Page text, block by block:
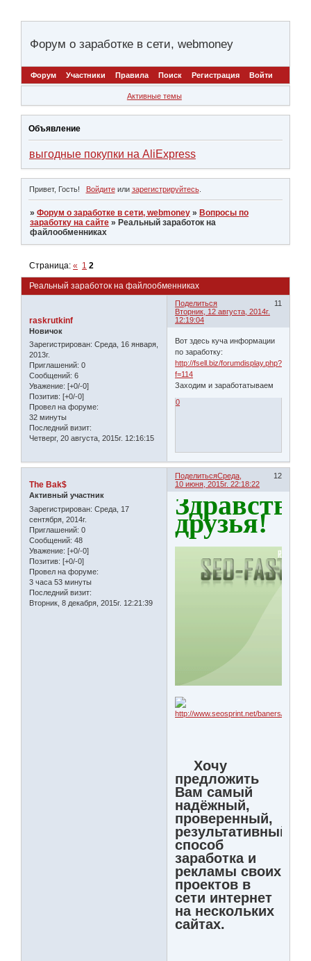
Форум о заработке в сети, webmoney
Форум Участники Правила Поиск Регистрация Войти
Активные темы
Объявление
выгодные покупки на AliExpress
Привет, Гость! Войдитеили зарегистрируйтесь.
»Форум о заработке в сети, webmoney » Вопросы по
заработку на сайте » Реальный заработок на
файлообменниках
Реальный заработок на файлообменниках
Страница:« 1 2
Поделиться
11
Вторник, 12 августа, 2014г.
12:19:04
raskrutkinf
Новичок
Зарегистрирован: Среда, 16 января,
2013г.
Приглашений: 0
Сообщений: 6
Уважение: [+0/-0]
Позитив: [+0/-0]
Провел на форуме:
32 минуты
Последний визит:
Четверг, 20 августа, 2015г. 12:16:15
Вот здесь куча информации
по заработку:
http://fsell.biz/forumdisplay.php?
f=114
Заходим и заработатываем
0
Поделиться 12
Среда,
10 июня, 2015г. 22:18:22
The Bak$
Активный участник
Зарегистрирован: Среда, 17
сентября, 2014г.
Приглашений: 0
Сообщений: 48
Уважение: [+0/-0]
Позитив: [+0/-0]
Провел на форуме:
3 часа 53 минуты
Последний визит:
Вторник, 8 декабря, 2015г. 12:21:39
друзья!
Хочу
предложить
Вам самый
надёжный,
проверенный,
результативный
способ
заработка и
рекламы своих
проектов в
сети интернет
на нескольких
сайтах.